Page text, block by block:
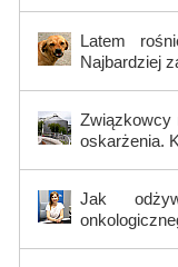
Latem
Najbardziej
Związkowcy
oskarżenia.
Jak